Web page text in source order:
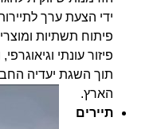
ידי הצעת ערך לתיירות
פיתוח תשתיות ומוצרי
פיזור עונתי
תוך השגת יעדיה
הארץ.
תיירים